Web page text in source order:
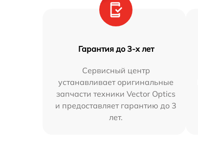
Гарантия до 3-х лет
Сервисный центр
устанавливает оригинальные
запчасти техники Vector Optics
и предоставляет гарантию до 3
лет.